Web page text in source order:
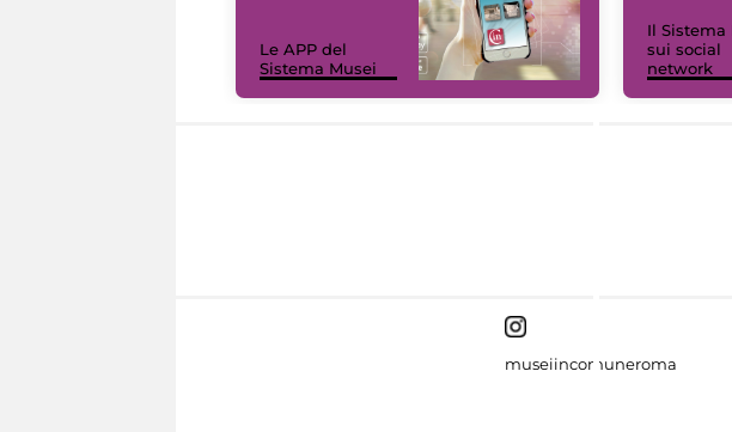
Le APP del
Sistema Musei
Il Sistema
sui social
network
museiincomuneroma